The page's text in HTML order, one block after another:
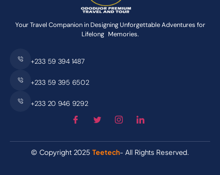
Your Travel Companion in Designing Unforgettable Adventures for
Lifelong Memories.
+233 59 394 1487
+233 59 395 6502
+233 20 946 9292
© Copyright 2025Teetech- All Rights Reserved.